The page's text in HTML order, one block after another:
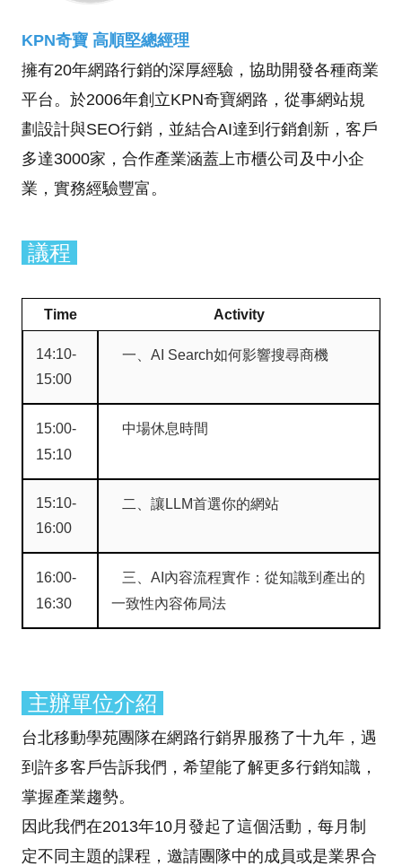
KPN奇寶 高順堅總經理
擁有20年網路行銷的深厚經驗，協助開發各種商業
平台。於2006年創立KPN奇寶網路，從事網站規
劃設計與SEO行銷，並結合AI達到行銷創新，客戶
多達3000家，合作產業涵蓋上市櫃公司及中小企
業，實務經驗豐富。
議程
Time Activity
14:10-
15:00
一、AI Search如何影響搜尋商機
15:00-
15:10
中場休息時間
15:10-
16:00
二、讓LLM首選你的網站
16:00-
16:30
三、AI內容流程實作：從知識到產出的
一致性內容佈局法
主辦單位介紹
台北移動學苑團隊在網路行銷界服務了十九年，遇
到許多客戶告訴我們，希望能了解更多行銷知識，
掌握產業趨勢。
因此我們在2013年10月發起了這個活動，每月制
定不同主題的課程，邀請團隊中的成員或是業界合